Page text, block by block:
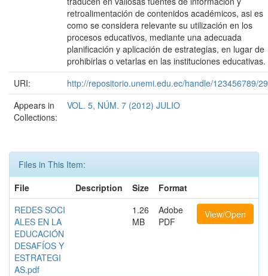
retroalimentación de contenidos académicos, asi es
como se considera relevante su utilización en los
procesos educativos, mediante una adecuada
planificación y aplicación de estrategias, en lugar de
prohibirlas o vetarlas en las instituciones educativas.
URI:
http://repositorio.unemi.edu.ec/handle/123456789/
Appears in
Collections:
VOL. 5, NÚM. 7 (2012) JULIO
Files in This Item:
File
Description Size
Format
REDES SOCI
ALES EN LA
EDUCACIÓN
DESAFÍOS Y
ESTRATEGI
AS.pdf
1.26
MB
Adobe
PDF
View/Open